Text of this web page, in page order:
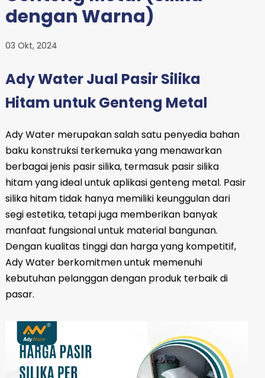
dengan Warna)
03 Okt, 2024
Ady Water Jual Pasir Silika
Hitam untuk Genteng Metal
Ady Water merupakan salah satu penyedia bahan
baku konstruksi terkemuka yang menawarkan
berbagai jenis pasir silika, termasuk pasir silika
hitam yang ideal untuk aplikasi genteng metal. Pasir
silika hitam tidak hanya memiliki keunggulan dari
segi estetika, tetapi juga memberikan banyak
manfaat fungsional untuk material bangunan.
Dengan kualitas tinggi dan harga yang kompetitif,
Ady Water berkomitmen untuk memenuhi
kebutuhan pelanggan dengan produk terbaik di
pasar.